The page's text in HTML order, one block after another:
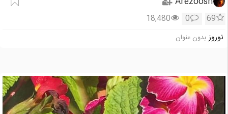
69
0
18,480
نوروز بدون عنوان